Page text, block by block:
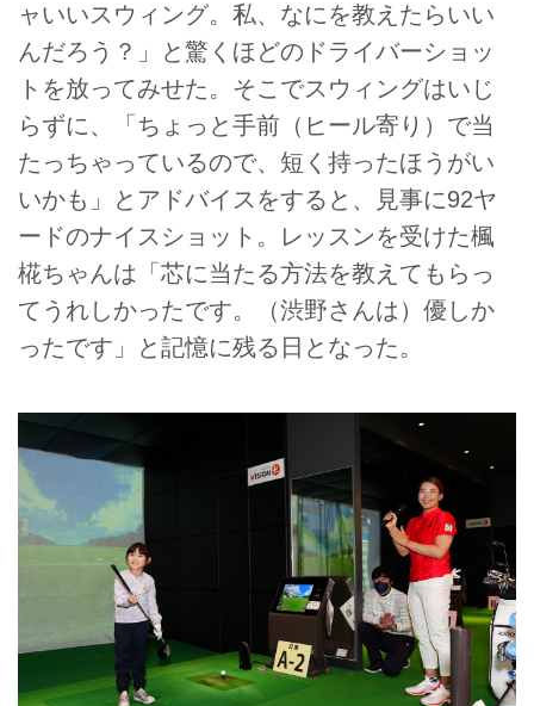
ャいいスウィング。私、なにを教えたらいい
んだろう？」と驚くほどのドライバーショッ
トを放ってみせた。そこでスウィングはいじ
らずに、「ちょっと手前（ヒール寄り）で当
たっちゃっているので、短く持ったほうがい
いかも」とアドバイスをすると、見事に92ヤ
ードのナイスショット。レッスンを受けた楓
椛ちゃんは「芯に当たる方法を教えてもらっ
てうれしかったです。（渋野さんは）優しか
ったです」と記憶に残る日となった。